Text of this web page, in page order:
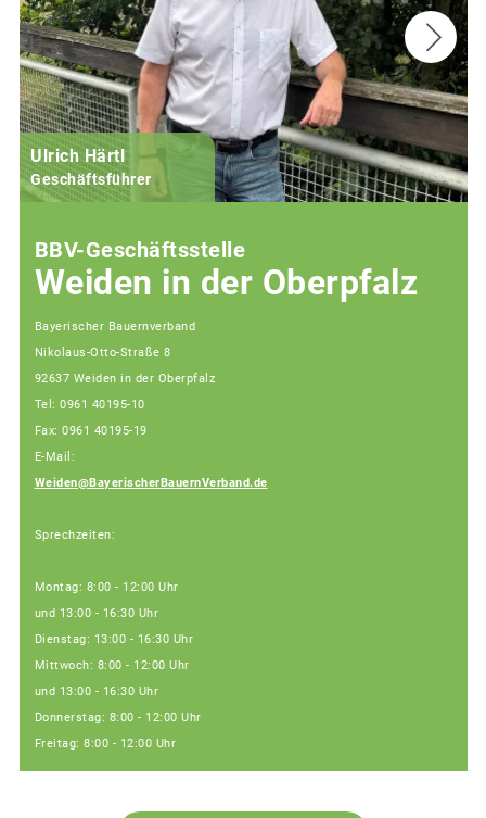
Ulrich Härtl
Geschäftsführer
BBV-Geschäftsstelle
Weiden in der Oberpfalz
Bayerischer Bauernverband
Nikolaus-Otto-Straße 8
92637 Weiden in der Oberpfalz
Tel: 0961 40195-10
Fax: 0961 40195-19
E-Mail:
Weiden@BayerischerBauernVerband.de
Sprechzeiten:
Montag: 8:00 - 12:00 Uhr
und 13:00 - 16:30 Uhr
Dienstag: 13:00 - 16:30 Uhr
Mittwoch: 8:00 - 12:00 Uhr
und 13:00 - 16:30 Uhr
Donnerstag: 8:00 - 12:00 Uhr
Freitag: 8:00 - 12:00 Uhr